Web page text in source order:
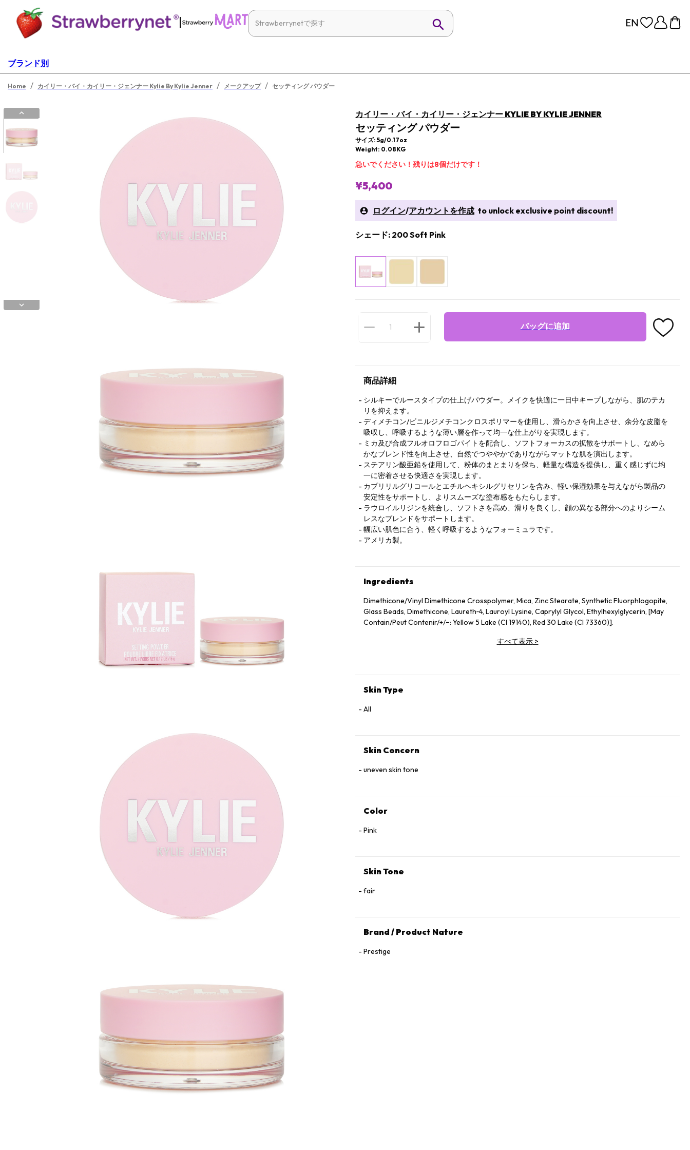
|
ブランド別
Home / カイリー・バイ・カイリー・ジェンナー Kylie By Kylie Jenner / メークアップ / セッティング パウダー
カイリー・バイ・カイリー・ジェンナー KYLIE BY KYLIE JENNER
セッティング パウダー
サイズ: 5g/0.17oz
Weight: 0.08KG
急いでください！残りは8個だけです！
¥5,400
ログイン/アカウントを作成 to unlock exclusive point discount!
シェード: 200 Soft Pink
バッグに追加
商品詳細
シルキーでルースタイプの仕上げパウダー。メイクを快適に一日中キープしながら、肌のテカ
リを抑えます。
ディメチコン/ビニルジメチコンクロスポリマーを使用し、滑らかさを向上させ、余分な皮脂を
吸収し、呼吸するような薄い層を作って均一な仕上がりを実現します。
ミカ及び合成フルオロフロゴパイトを配合し、ソフトフォーカスの拡散をサポートし、なめら
かなブレンド性を向上させ、自然でつややかでありながらマットな肌を演出します。
ステアリン酸亜鉛を使用して、粉体のまとまりを保ち、軽量な構造を提供し、重く感じずに均
一に密着させる快適さを実現します。
カプリリルグリコールとエチルヘキシルグリセリンを含み、軽い保湿効果を与えながら製品の
安定性をサポートし、よりスムーズな塗布感をもたらします。
ラウロイルリジンを統合し、ソフトさを高め、滑りを良くし、顔の異なる部分へのよりシーム
レスなブレンドをサポートします。
幅広い肌色に合う、軽く呼吸するようなフォーミュラです。
アメリカ製。
Ingredients
Dimethicone/Vinyl Dimethicone Crosspolymer, Mica, Zinc Stearate, Synthetic Fluorphlogopite,
Glass Beads, Dimethicone, Laureth‑4, Lauroyl Lysine, Caprylyl Glycol, Ethylhexylglycerin, [May
Contain/Peut Contenir/+/−: Yellow 5 Lake (CI 19140), Red 30 Lake (CI 73360)].
すべて表示>
Skin Type
All
Skin Concern
uneven skin tone
Color
Pink
Skin Tone
fair
Brand / Product Nature
Prestige